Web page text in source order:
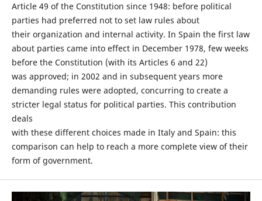
Article 49 of the Constitution since 1948: before political
parties had preferred not to set law rules about
their organization and internal activity. In Spain the first law
about parties came into effect in December 1978, few weeks
before the Constitution (with its Articles 6 and 22)
was approved; in 2002 and in subsequent years more
demanding rules were adopted, concurring to create a
stricter legal status for political parties. This contribution
deals
with these different choices made in Italy and Spain: this
comparison can help to reach a more complete view of their
form of government.